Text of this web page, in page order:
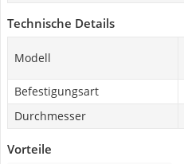
Technische Details
Modell
Befestigungsart
Durchmesser
Vorteile